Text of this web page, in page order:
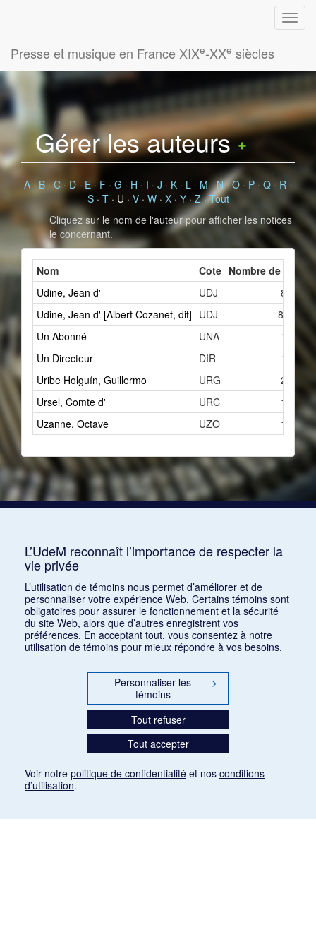
Presse et musique en France XIXe-XXe siècles
Gérer les auteurs
A·B·C · D·E· F · G · H · I · J · K · L · M·N·O · P· Q · R ·
S· T· U · V· W· X· Y·Z·Tout
Cliquez sur le nom de l'auteur pour afficher les notices
le concernant.
Nom Cote Nombre de
Udine, Jean d'
UDJ
8
Udine, Jean d' [Albert Cozanet, dit] UDJ
84
Un Abonné
UNA
1
Un Directeur
DIR
1
Uribe Holguín, Guillermo
URG
2
Ursel, Comte d'
URC
1
Uzanne, Octave
UZO 1
L’UdeM reconnaît l’importance de respecter la
vie privée
L’utilisation de témoins nous permet d’améliorer et de
personnaliser votre expérience Web. Certains témoins sont
obligatoires pour assurer le fonctionnement et la sécurité
du site Web, alors que d’autres enregistrent vos
préférences. En acceptant tout, vous consentez à notre
utilisation de témoins pour mieux répondre à vos besoins.
Personnaliser les
témoins
>
Tout refuser
Tout accepter
Voir notre politique de confidentialité et nos conditions
d’utilisation.